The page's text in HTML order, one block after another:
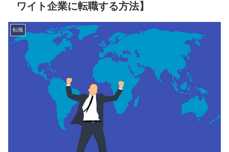
ワイト企業に転職する方法】
転職